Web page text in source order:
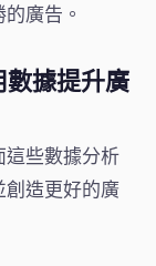
廣告。
據提升廣
這些數據分析
創造更好的廣